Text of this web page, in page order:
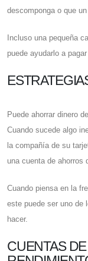
descomponga o que
Incluso una pequeña
puede ayudarlo a
Puede ahorrar dinero
Cuando sucede algo
la compañía de su
una cuenta de ahorros
Cuando piensa en la
este puede ser uno de
hacer.
CUENTAS